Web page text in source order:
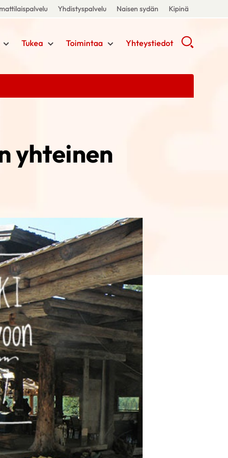
Yhdistyspalvelu Naisen sydän Kipinä
Tukea Toimintaa Yhteystiedot
yhteinen